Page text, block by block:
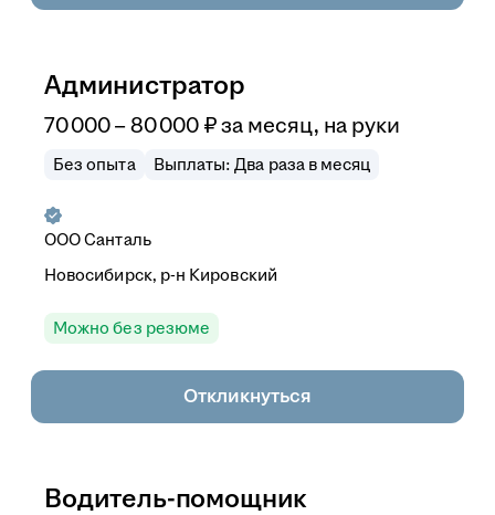
Администратор
70 000–80 000 ₽ за месяц, на руки
Без опыта Выплаты: Два раза в месяц
ОООСанталь
Новосибирск, р-н Кировский
Можно без резюме
Откликнуться
Водитель-помощник